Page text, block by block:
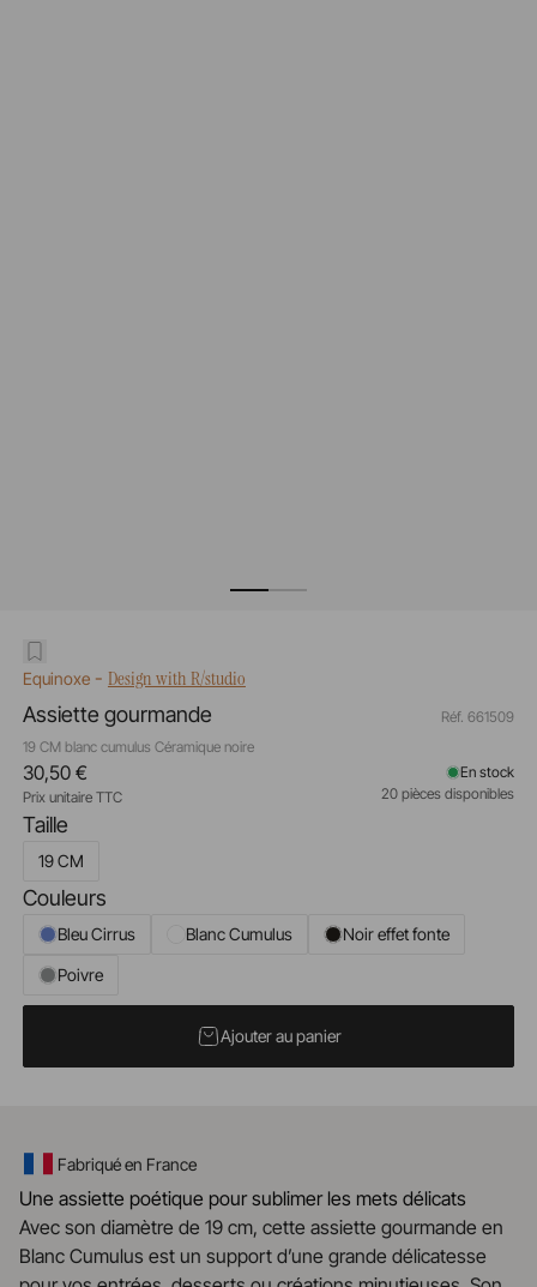
Equinoxe- Design with R/studio
Assiette gourmande
19 CM blanc cumulus Céramique noire
Réf. 661509
Taille
19 CM
Couleurs
Bleu Cirrus Blanc Cumulus
Noir effet fonte
Poivre
30,50 €
Prix unitaire TTC
En stock
20 pièces disponibles
Ajouter au panier
Fabriqué en France
Une assiette poétique pour sublimer les mets délicats
Avec son diamètre de 19 cm, cette assiette gourmande en
Blanc Cumulus est un support d’une grande délicatesse